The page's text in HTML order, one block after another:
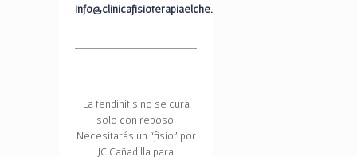
info@clinicafisioterapiaelche.com
La tendinitis no se cura
solo con reposo.
Necesitarás un “fisio” por
JC Cañadilla para